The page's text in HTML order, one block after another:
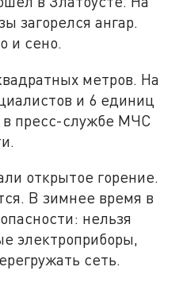
загорелся ангар.
и сено.
метров. На
и 6 единиц
в пресс-службе МЧС
открытое горение.
В зимнее время в
нельзя
электроприборы,
сеть.